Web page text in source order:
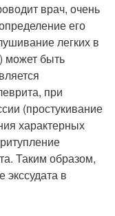
врач, очень
его
легких в
может быть
при
(простукивание
характерных
Таким образом,
в